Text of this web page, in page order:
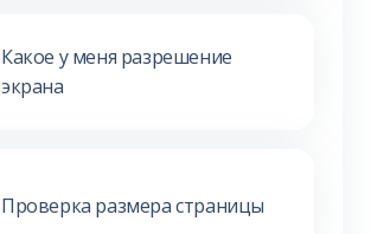
Какое у меня разрешение
экрана
Проверка размера страницы